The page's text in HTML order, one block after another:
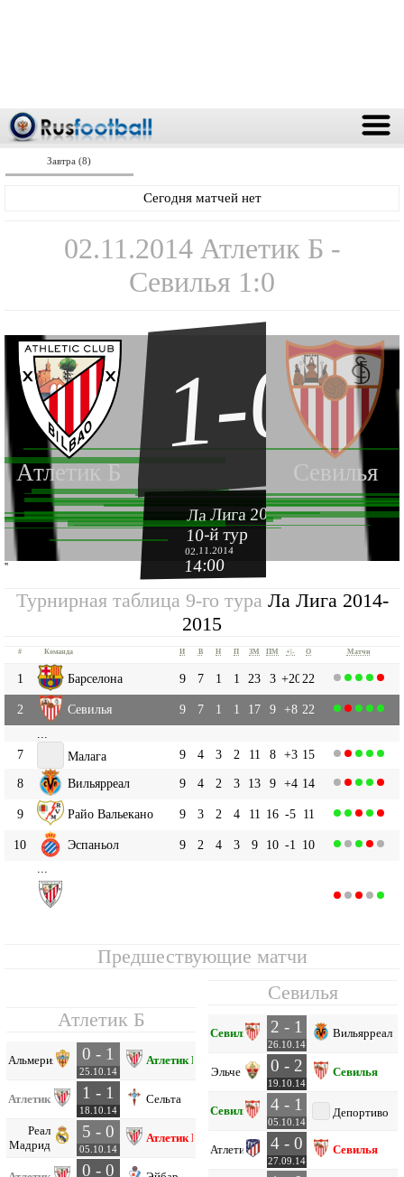
Завтра (8)
Сегодня матчей нет
02.11.2014 Атлетик Б -
Севилья 1:0
Атлетик Б Севилья
1-0
Ла Лига 2014-2015
10-й тур
02.11.2014
14:00
''
Турнирная таблица 9-го тура Ла Лига 2014-
2015
# Команда И В Н П ЗМ ПМ +|- О Матчи
1 Барселона 9 7 1 1 23 3 +20 22
2 Севилья 9 7 1 1 17 9 +8 22
7
Малага 9 4 3 2 11 8 +3 15
8
Вильярреал 9 4 2 3 13 9 +4 14
9 Райо Вальекано 9 3 2 4 11 16 -5 11
10 Эспаньол 9 2 4 3 9 10 -1
10
Предшествующие матчи
Атлетик Б
Альмерия 0 - 1
25.10.14
Атлетик Б
Атлетик Б 1 - 1
18.10.14
Сельта
Реал
Мадрид
5 - 0
05.10.14
Атлетик Б
0 - 0
Севилья
Севилья 2 - 1
26.10.14
Вильярреал
Эльче 0 - 2
19.10.14
Севилья
Севилья 4 - 1
05.10.14
Депортиво
Атлетико 4 - 0
27.09.14
Севилья